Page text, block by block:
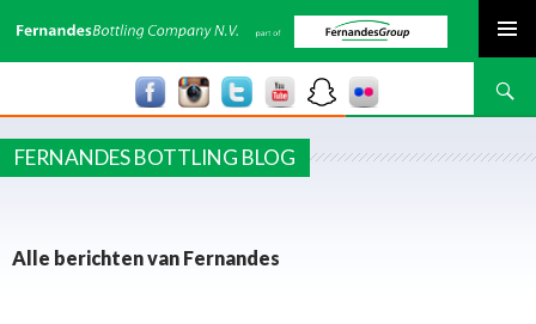
Zoeken
FERNANDES BOTTLING BLOG
Alle berichten van Fernandes